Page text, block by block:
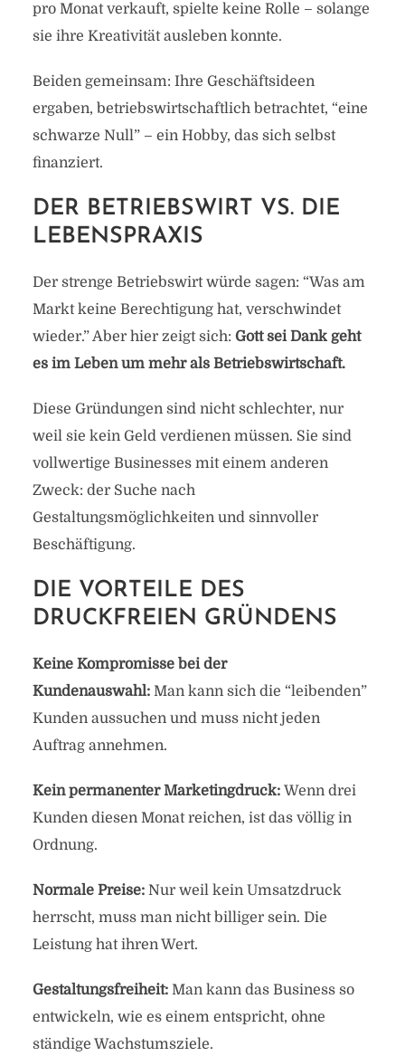
pro Monat verkauft, spielte keine Rolle – solange
sie ihre Kreativität ausleben konnte.
Beiden gemeinsam: Ihre Geschäftsideen
ergaben, betriebswirtschaftlich betrachtet, “eine
schwarze Null” – ein Hobby, das sich selbst
finanziert.
DER BETRIEBSWIRT VS. DIE
LEBENSPRAXIS
Der strenge Betriebswirt würde sagen: “Was am
Markt keine Berechtigung hat, verschwindet
wieder.” Aber hier zeigt sich: Gott sei Dank geht
es im Leben um mehr als Betriebswirtschaft.
Diese Gründungen sind nicht schlechter, nur
weil sie kein Geld verdienen müssen. Sie sind
vollwertige Businesses mit einem anderen
Zweck: der Suche nach
Gestaltungsmöglichkeiten und sinnvoller
Beschäftigung.
DIE VORTEILE DES
DRUCKFREIEN GRÜNDENS
Keine Kompromisse bei der
Kundenauswahl:Man kann sich die “leibenden”
Kunden aussuchen und muss nicht jeden
Auftrag annehmen.
Kein permanenter Marketingdruck:Wenn drei
Kunden diesen Monat reichen, ist das völlig in
Ordnung.
Normale Preise:Nur weil kein Umsatzdruck
herrscht, muss man nicht billiger sein. Die
Leistung hat ihren Wert.
Gestaltungsfreiheit:Man kann das Business so
entwickeln, wie es einem entspricht, ohne
ständige Wachstumsziele.